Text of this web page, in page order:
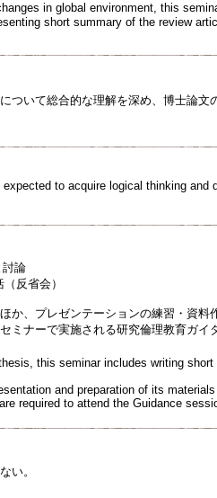
in global environment, this
short summary of the review
ついて総合的な理解を深め、博士論文
expected to acquire logical thinking
討論
反省会）
か、プレゼンテーションの練習・資料
ミナーで実施される研究倫理教育ガイ
this seminar includes writing
and preparation of its
required to attend the Guidance
い。